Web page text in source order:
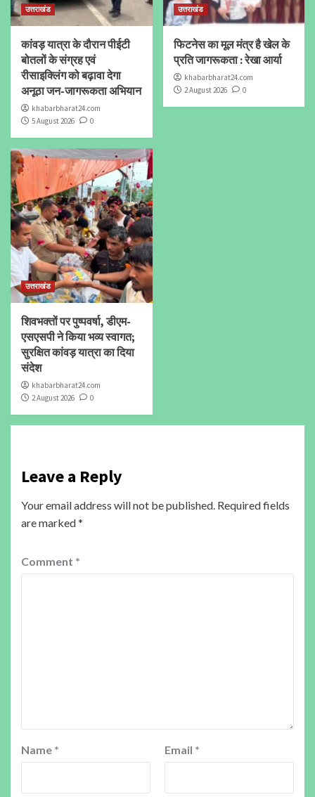
उत्तराखंड
कांवड़ यात्रा के दौरान पीईटी
बोतलों के संग्रह एवं
रीसाइक्लिंग को बढ़ावा देगा
अनूठा जन-जागरूकता अभियान
khabarbharat24.com
5 August 2026
0
उत्तराखंड
फिटनेस का मूल मंत्र है खेल के
प्रति जागरूकता : रेखा आर्या
khabarbharat24.com
2 August 2026
0
उत्तराखंड
शिवभक्तों पर पुष्पवर्षा, डीएम-
एसएसपी ने किया भव्य स्वागत;
सुरक्षित कांवड़ यात्रा का दिया
संदेश
khabarbharat24.com
2 August 2026
0
Leave a Reply
Your email address will not be published. Required fields
are marked*
Comment *
Name * Email *